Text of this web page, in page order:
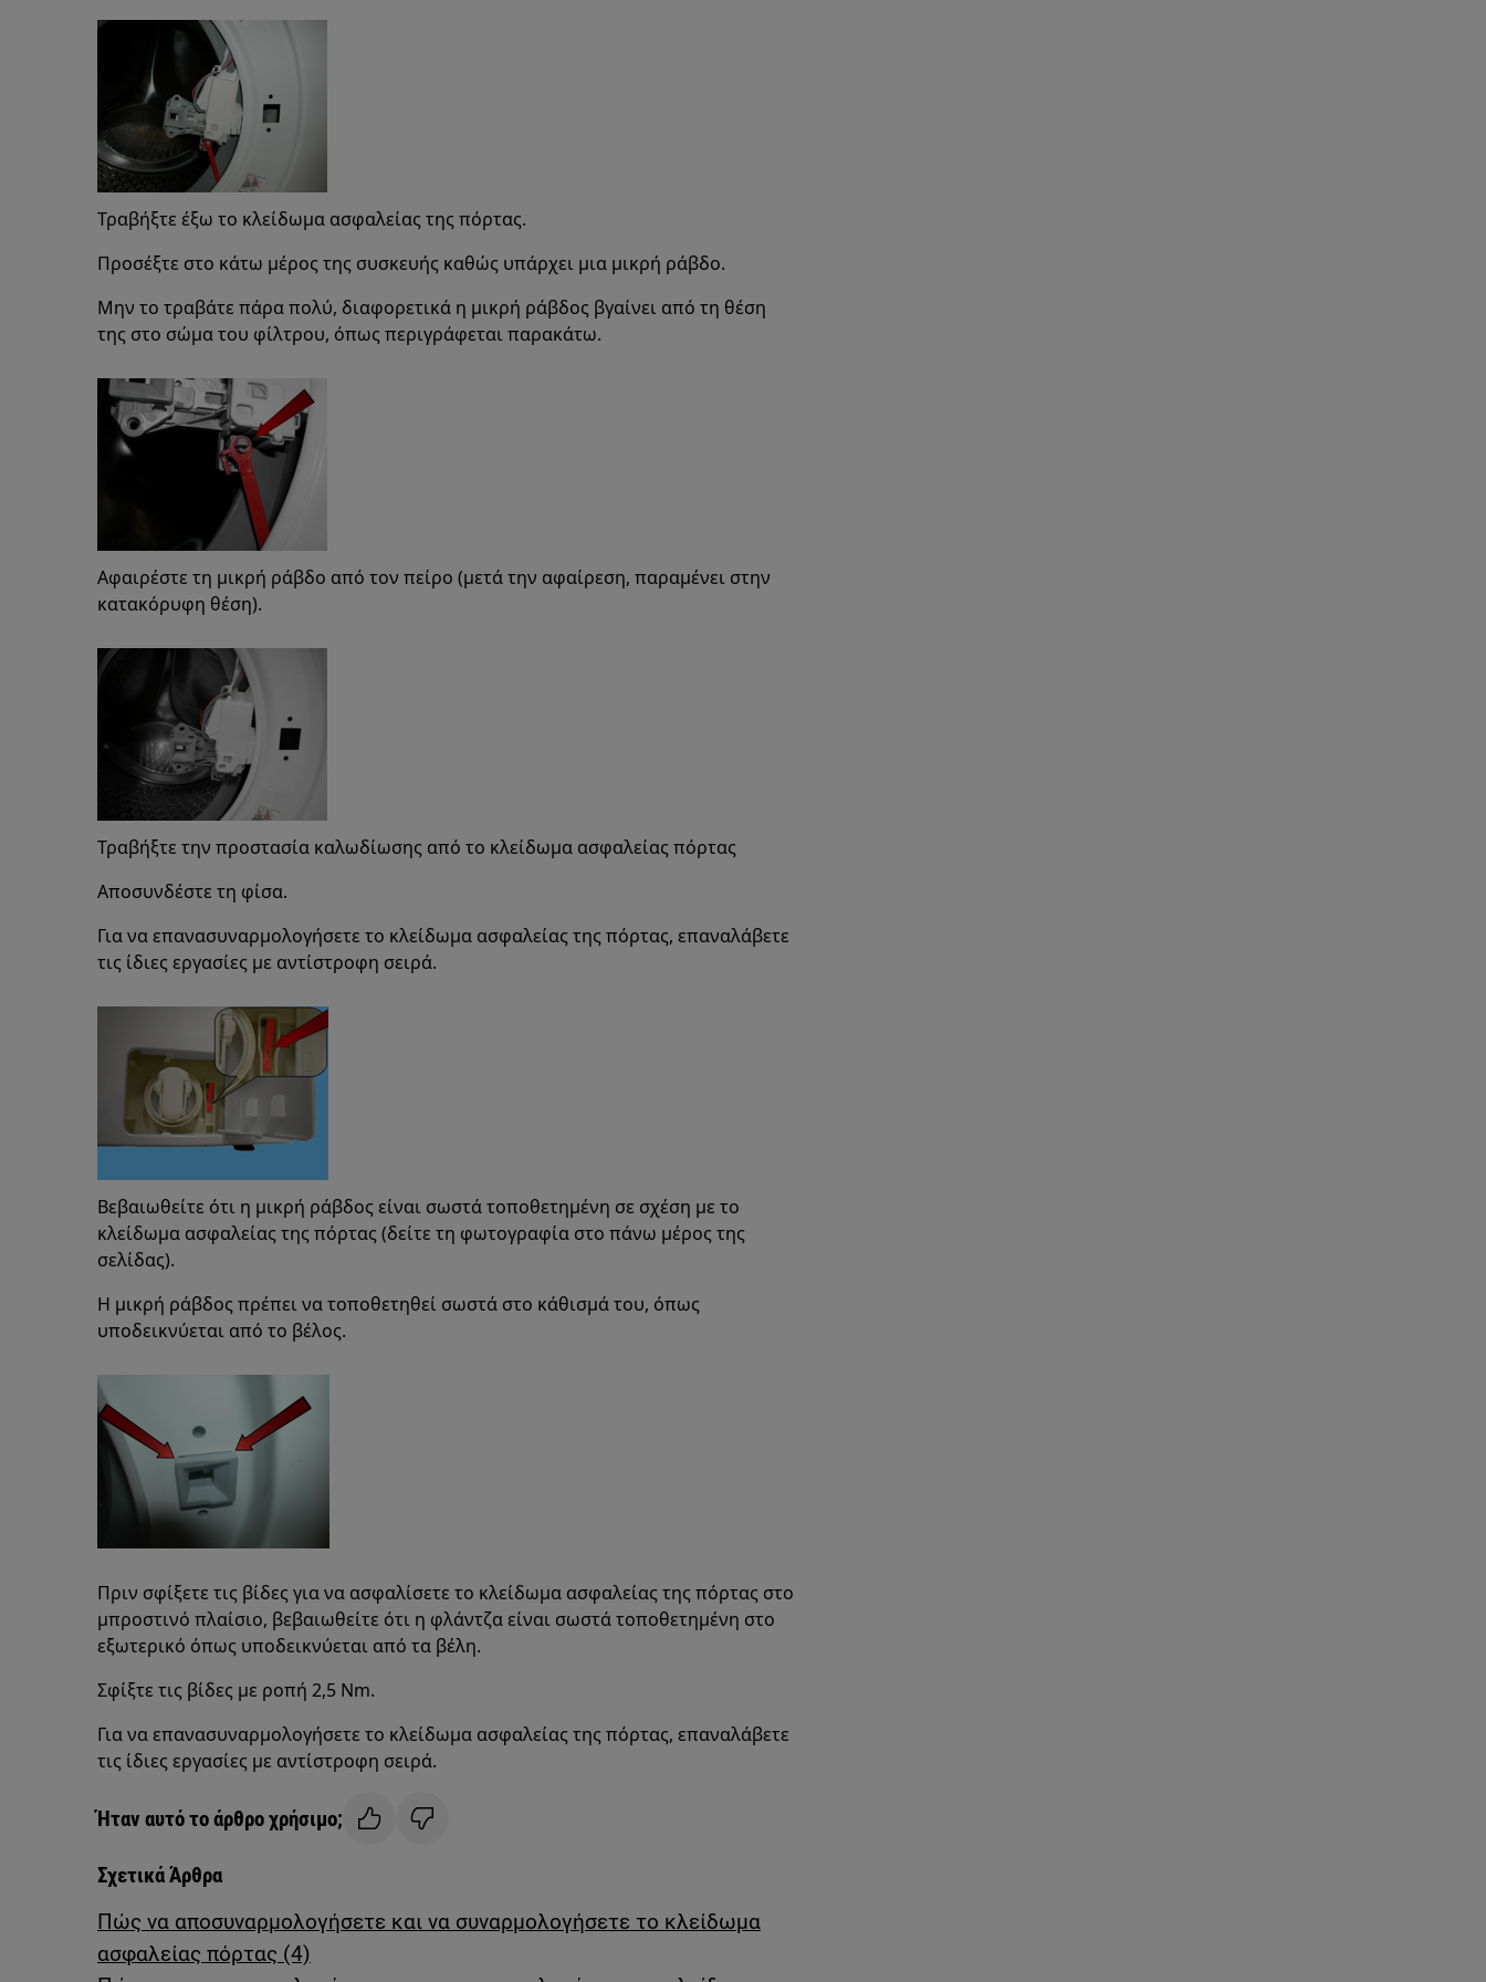
Τραβήξτε έξω το κλείδωμα ασφαλείας της πόρτας.
Προσέξτε στο κάτω μέρος της συσκευής καθώς υπάρχει μια μικρή ράβδο.
Μην το τραβάτε πάρα πολύ, διαφορετικά η μικρή ράβδος βγαίνει από τη θέση
της στο σώμα του φίλτρου, όπως περιγράφεται παρακάτω.
Αφαιρέστε τη μικρή ράβδο από τον πείρο (μετά την αφαίρεση, παραμένει στην
κατακόρυφη θέση).
Τραβήξτε την προστασία καλωδίωσης από το κλείδωμα ασφαλείας πόρτας
Αποσυνδέστε τη φίσα.
Για να επανασυναρμολογήσετε το κλείδωμα ασφαλείας της πόρτας, επαναλάβετε
τις ίδιες εργασίες με αντίστροφη σειρά.
Βεβαιωθείτε ότι η μικρή ράβδος είναι σωστά τοποθετημένη σε σχέση με το
κλείδωμα ασφαλείας της πόρτας (δείτε τη φωτογραφία στο πάνω μέρος της
σελίδας).
Η μικρή ράβδος πρέπει να τοποθετηθεί σωστά στο κάθισμά του, όπως
υποδεικνύεται από το βέλος.
Πριν σφίξετε τις βίδες για να ασφαλίσετε το κλείδωμα ασφαλείας της πόρτας στο
μπροστινό πλαίσιο, βεβαιωθείτε ότι η φλάντζα είναι σωστά τοποθετημένη στο
εξωτερικό όπως υποδεικνύεται από τα βέλη.
Σφίξτε τις βίδες με ροπή 2,5 Nm.
Για να επανασυναρμολογήσετε το κλείδωμα ασφαλείας της πόρτας, επαναλάβετε
τις ίδιες εργασίες με αντίστροφη σειρά.
Ήταν αυτό το άρθρο χρήσιμο;
Σχετικά Άρθρα
Πώς να αποσυναρμολογήσετε και να συναρμολογήσετε το κλείδωμα
ασφαλείας πόρτας (4)